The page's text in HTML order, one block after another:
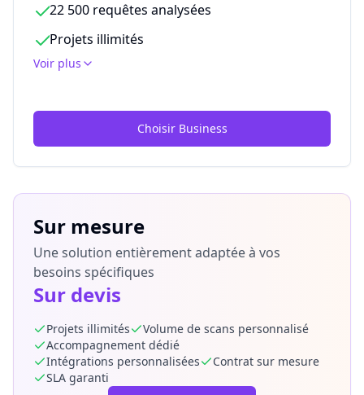
22 500 requêtes analysées
Projets illimités
Voir plus
Choisir Business
Sur mesure
Une solution entièrement adaptée à vos
besoins spécifiques
Sur devis
Projets illimités
Volume de scans personnalisé
Accompagnement dédié
Intégrations personnalisées
Contrat sur mesure
SLA garanti